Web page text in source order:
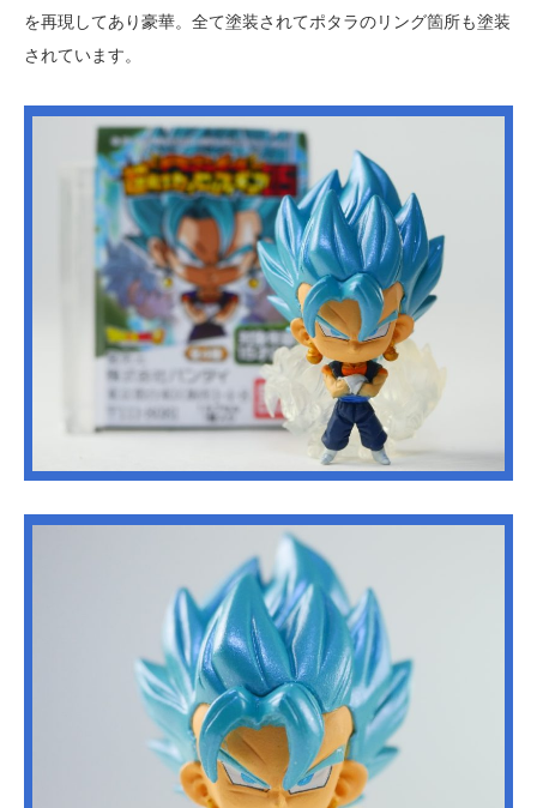
を再現してあり豪華。全て塗装されてポタラのリング箇所も塗装
されています。